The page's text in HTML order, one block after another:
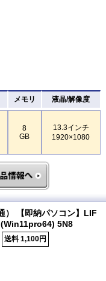
メモリ 液晶/解像度
8
GB
13.3インチ
1920×1080
） 【即納パソコン】LIF
5N8
送料 1,100円